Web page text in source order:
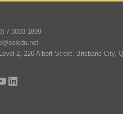
7 3003 1899
Level 2, 226 Albert Street, Brisbane City,
LinkedIn